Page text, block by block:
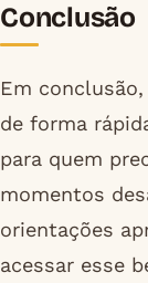
Conclusão
Em
de forma
para quem
momentos
orientações
acessar esse